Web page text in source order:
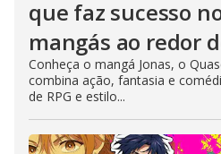
que faz sucesso
mangás ao redor
Conheça o mangá Jonas, o
combina ação, fantasia e
de RPG e estilo...